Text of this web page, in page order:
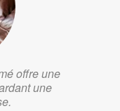
offre une
une